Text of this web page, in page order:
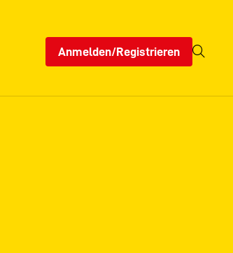
Anmelden/Registrieren